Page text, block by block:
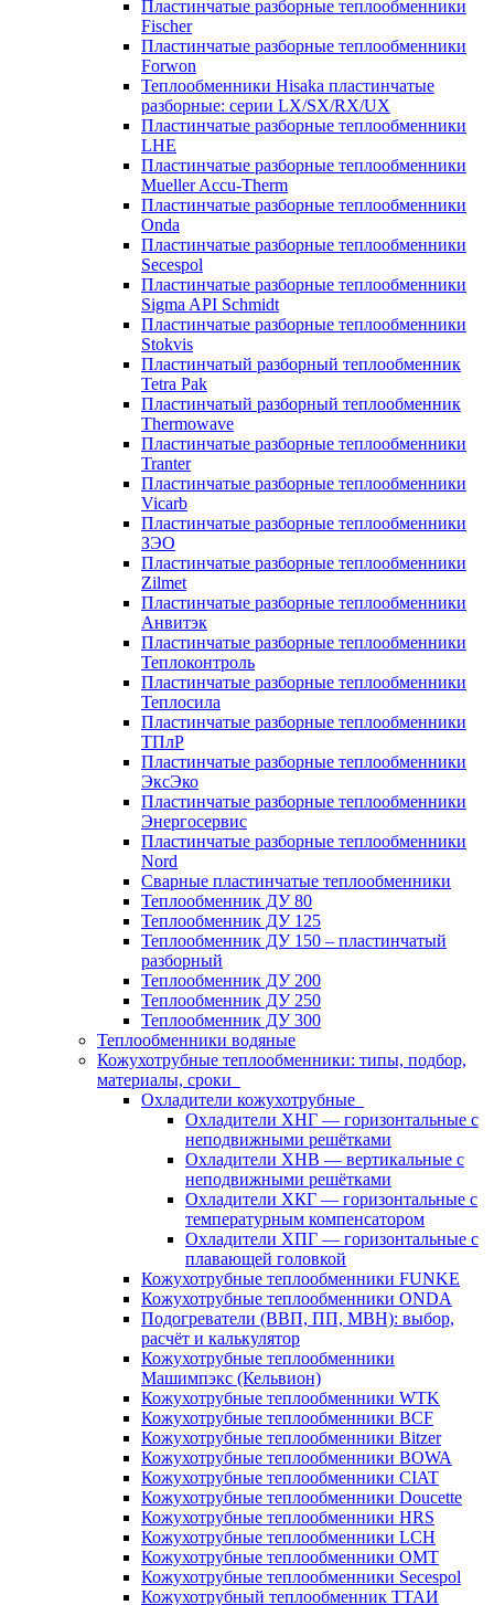
Пластинчатые разборные теплообменники
Fischer
Пластинчатые разборные теплообменники
Forwon
Теплообменники Hisaka пластинчатые
разборные: серии LX/SX/RX/UX
Пластинчатые разборные теплообменники
LHE
Пластинчатые разборные теплообменники
Mueller Accu-Therm
Пластинчатые разборные теплообменники
Onda
Пластинчатые разборные теплообменники
Secespol
Пластинчатые разборные теплообменники
Sigma API Schmidt
Пластинчатые разборные теплообменники
Stokvis
Пластинчатый разборный теплообменник
Tetra Pak
Пластинчатый разборный теплообменник
Thermowave
Пластинчатые разборные теплообменники
Tranter
Пластинчатые разборные теплообменники
Vicarb
Пластинчатые разборные теплообменники
ЗЭО
Пластинчатые разборные теплообменники
Zilmet
Пластинчатые разборные теплообменники
Анвитэк
Пластинчатые разборные теплообменники
Теплоконтроль
Пластинчатые разборные теплообменники
Теплосила
Пластинчатые разборные теплообменники
ТПлР
Пластинчатые разборные теплообменники
ЭксЭко
Пластинчатые разборные теплообменники
Энергосервис
Пластинчатые разборные теплообменники
Nord
Сварные пластинчатые теплообменники
Теплообменник ДУ 80
Теплообменник ДУ 125
Теплообменник ДУ 150 – пластинчатый
разборный
Теплообменник ДУ 200
Теплообменник ДУ 250
Теплообменник ДУ 300
Теплообменники водяные
Кожухотрубные теплообменники: типы, подбор,
материалы, сроки
Охладители кожухотрубные
Охладители ХНГ — горизонтальные с
неподвижными решётками
Охладители ХНВ — вертикальные с
неподвижными решётками
Охладители ХКГ — горизонтальные с
температурным компенсатором
Охладители ХПГ — горизонтальные с
плавающей головкой
Кожухотрубные теплообменники FUNKE
Кожухотрубные теплообменники ONDA
Подогреватели (ВВП, ПП, МВН): выбор,
расчёт и калькулятор
Кожухотрубные теплообменники
Машимпэкс (Кельвион)
Кожухотрубные теплообменники WTK
Кожухотрубные теплообменники BCF
Кожухотрубные теплообменники Bitzer
Кожухотрубные теплообменники BOWA
Кожухотрубные теплообменники CIAT
Кожухотрубные теплообменники Doucette
Кожухотрубные теплообменники HRS
Кожухотрубные теплообменники LCH
Кожухотрубные теплообменники OMT
Кожухотрубные теплообменники Secespol
Кожухотрубный теплообменник ТТАИ